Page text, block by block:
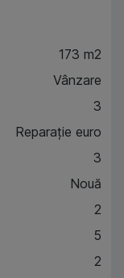
173 m2
Vânzare
3
Reparație euro
3
Nouă
2
5
2